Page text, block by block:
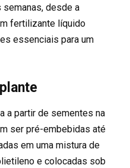
semanas, desde a
fertilizante líquido
essenciais para um
a partir de sementes na
ser pré-embebidas até
em uma mistura de
e colocadas sob